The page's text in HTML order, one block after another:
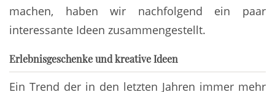
machen, haben wir nachfolgend ein paar
interessante Ideen zusammengestellt.
Erlebnisgeschenke und kreative Ideen
Ein Trend der in den letzten Jahren immer mehr